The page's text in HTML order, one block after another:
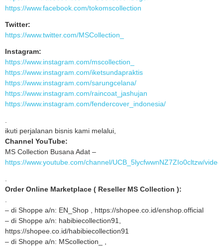
https://www.facebook.com/tokomscollection
Twitter:
https://www.twitter.com/MSCollection_
Instagram:
https://www.instagram.com/mscollection_
https://www.instagram.com/iketsundapraktis
https://www.instagram.com/sarungcelana/
https://www.instagram.com/raincoat_jashujan
https://www.instagram.com/fendercover_indonesia/
ikuti perjalanan bisnis kami melalui,
Channel YouTube:
MS Collection Busana Adat –
https://www.youtube.com/channel/UCB_5lycfwwnNZ7ZIo0cltzw/
Order Online Marketplace ( Reseller MS Collection ):
– di Shoppe a/n: EN_Shop , https://shopee.co.id/enshop.official
– di Shoppe a/n: habibiecollection91,
https://shopee.co.id/habibiecollection91
– di Shoppe a/n: MScollection_ ,